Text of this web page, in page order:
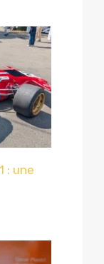
: une